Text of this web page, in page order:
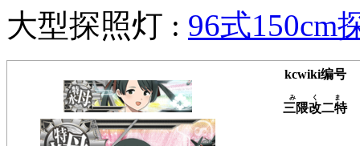
大型探照灯 : 96式150cm
kcwiki编号
三隈改二特
みくま